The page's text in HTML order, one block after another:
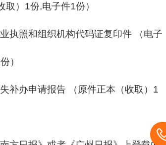
取）1份,电子件1份）
执照和组织机构代码证复印件 （电子
）
补办申请报告 （原件正本（收取）1